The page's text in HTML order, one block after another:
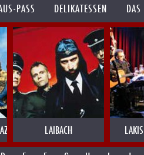
PASS DELIKATESSEN
LAIBACH